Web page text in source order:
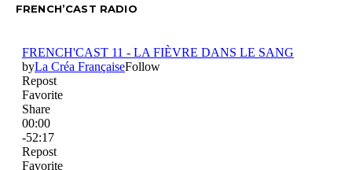
FRENCH’CAST RADIO